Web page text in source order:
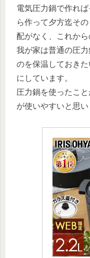
電気圧力鍋で作れ
ら作って夕方迄そ
配がなく、これから
我が家は普通の圧
のを保温しておき
にしています。
圧力鍋を使ったこ
が使いやすいと思い